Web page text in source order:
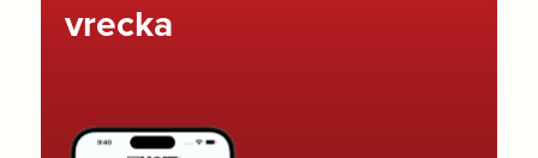
vrecka